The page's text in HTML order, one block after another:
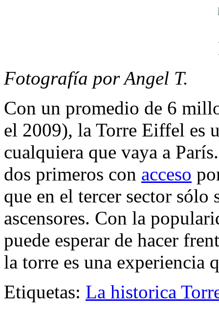
Fotografía por Angel T.
Con un promedio de 6
el 2009), la Torre Eiffel es
cualquiera que vaya a
dos primeros con acceso
que en el tercer sector sólo
ascensores. Con la
puede esperar de hacer
la torre es una experiencia
Etiquetas: La historica